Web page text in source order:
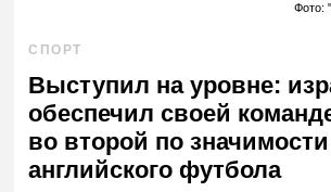
Фото:
СПОРТ
Выступил на уровне:
обеспечил своей
во второй по
английского футбола